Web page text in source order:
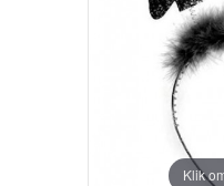
Klik